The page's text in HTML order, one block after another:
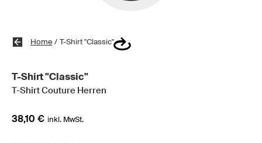
Home / T-Shirt "Classic"
T-Shirt "Classic"
T-Shirt Couture Herren
38,10 € inkl. MwSt.